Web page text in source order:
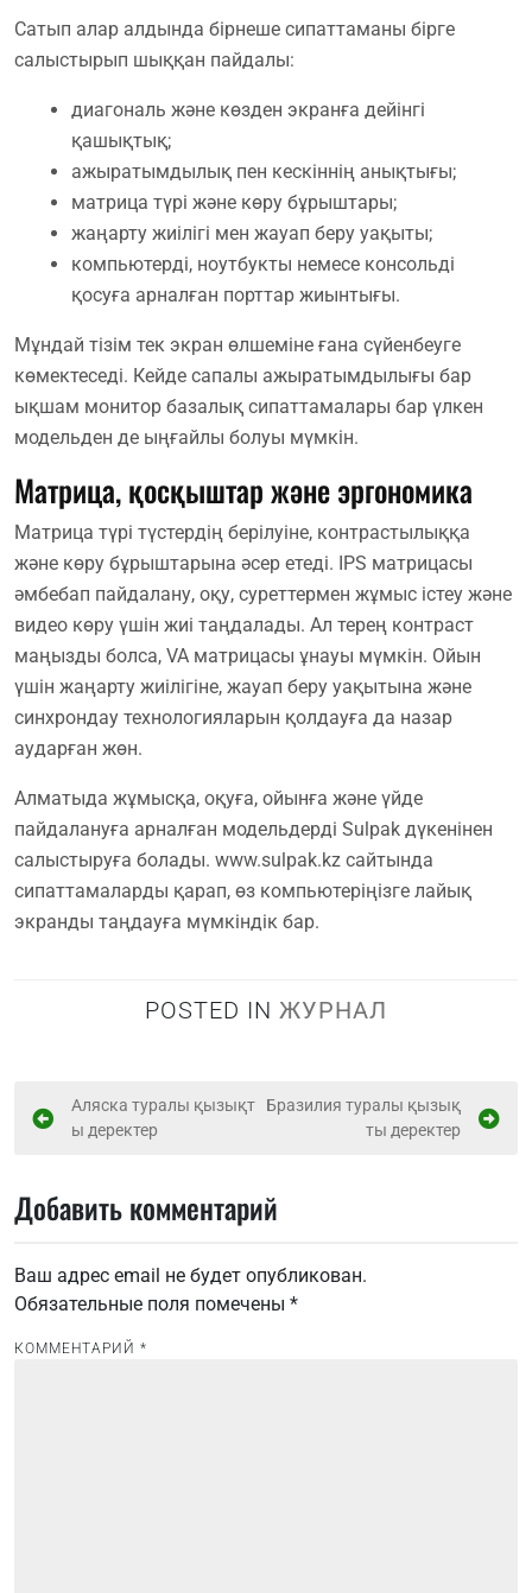
Сатып алар алдында бірнеше сипаттаманы бірге
салыстырып шыққан пайдалы:
диагональ және көзден экранға дейінгі
қашықтық;
ажыратымдылық пен кескіннің анықтығы;
матрица түрі және көру бұрыштары;
жаңарту жиілігі мен жауап беру уақыты;
компьютерді, ноутбукты немесе консольді
қосуға арналған порттар жиынтығы.
Мұндай тізім тек экран өлшеміне ғана сүйенбеуге
көмектеседі. Кейде сапалы ажыратымдылығы бар
ықшам монитор базалық сипаттамалары бар үлкен
модельден де ыңғайлы болуы мүмкін.
Матрица, қосқыштар және эргономика
Матрица түрі түстердің берілуіне, контрастылыққа
және көру бұрыштарына әсер етеді. IPS матрицасы
әмбебап пайдалану, оқу, суреттермен жұмыс істеу және
видео көру үшін жиі таңдалады. Ал терең контраст
маңызды болса, VA матрицасы ұнауы мүмкін. Ойын
үшін жаңарту жиілігіне, жауап беру уақытына және
синхрондау технологияларын қолдауға да назар
аударған жөн.
Алматыда жұмысқа, оқуға, ойынға және үйде
пайдалануға арналған модельдерді Sulpak дүкенінен
салыстыруға болады. www.sulpak.kz сайтында
сипаттамаларды қарап, өз компьютеріңізге лайық
экранды таңдауға мүмкіндік бар.
POSTED IN ЖУРНАЛ
Н
и
а
ц
и
Аляска туралы қызықт
ы деректер
Бразилия туралы қызық
ты деректер
Добавить комментарий
Ваш адрес email не будет опубликован.
Обязательные поля помечены *
КОММЕНТАРИЙ *